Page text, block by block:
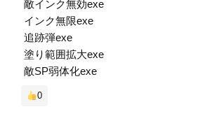
敵インク無効exe
インク無限exe
追跡弾exe
塗り範囲拡大exe
敵SP弱体化exe
0